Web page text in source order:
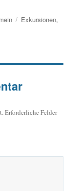
Schlagwörter
Exkursionen,
Erforderliche Felder